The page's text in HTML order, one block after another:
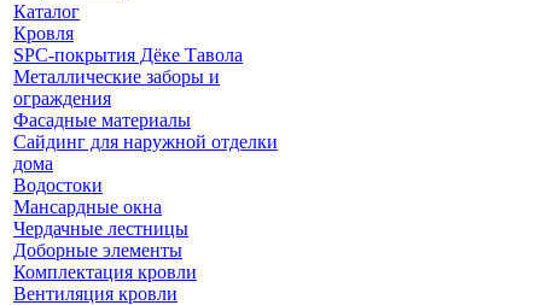
Каталог
Кровля
SPC-покрытия Дёке Тавола
Металлические заборы и
ограждения
Фасадные материалы
Сайдинг для наружной отделки
дома
Водостоки
Мансардные окна
Чердачные лестницы
Доборные элементы
Комплектация кровли
Вентиляция кровли